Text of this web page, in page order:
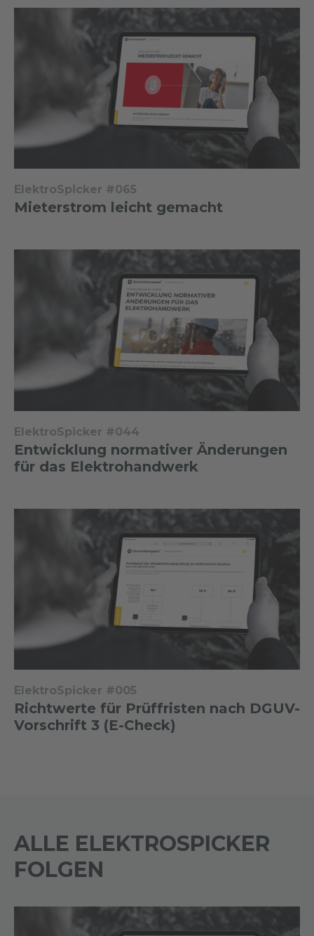
ElektroSpicker #065
Mieterstrom leicht gemacht
ElektroSpicker #044
Entwicklung normativer Änderungen
für das Elektrohandwerk
ElektroSpicker #005
Richtwerte für Prüffristen nach DGUV-
Vorschrift 3 (E-Check)
ALLE ELEKTROSPICKER
FOLGEN